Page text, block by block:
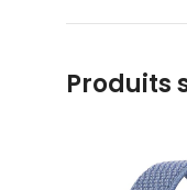
Produits